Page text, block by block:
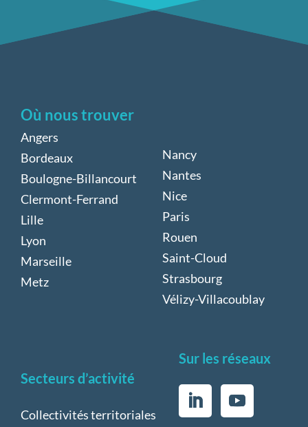
Où nous trouver
Angers
Bordeaux
Boulogne-Billancourt
Clermont-Ferrand
Lille
Lyon
Marseille
Metz
Nancy
Nantes
Nice
Paris
Rouen
Saint-Cloud
Strasbourg
Vélizy-Villacoublay
Secteurs d’activité
Collectivités territoriales
Sur les réseaux